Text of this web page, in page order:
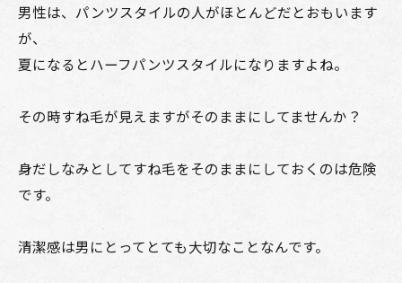
男性は、パンツスタイルの人がほとんどだとおもいます
が、
夏になるとハーフパンツスタイルになりますよね。
その時すね毛が見えますがそのままにしてませんか？
身だしなみとしてすね毛をそのままにしておくのは危険
です。
清潔感は男にとってとても大切なことなんです。